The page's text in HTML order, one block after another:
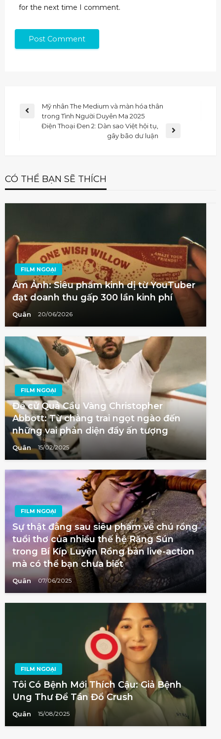
for the next time I comment.
Mỹ nhân The Medium và màn hóa thân
trong Tình Người Duyên Ma 2025
Điện Thoại Đen 2: Dàn sao Việt hội tụ,
gây bão dư luận
CÓ THỂ BẠN SẼ THÍCH
FILM NGOẠI
Ám Ảnh: Siêu phẩm kinh dị từ YouTuber
đạt doanh thu gấp 300 lần kinh phí
Quân 20/06/2026
FILM NGOẠI
Đề cử Quả Cầu Vàng Christopher
Abbott: Từ chàng trai ngọt ngào đến
những vai phản diện đầy ấn tượng
Quân 15/02/2025
FILM NGOẠI
Sự thật đằng sau siêu phẩm về chú rồng
tuổi thơ của nhiều thế hệ Răng Sún
trong Bí Kíp Luyện Rồng bản live-action
mà có thể bạn chưa biết
Quân 07/06/2025
FILM NGOẠI
Tôi Có Bệnh Mới Thích Cậu: Giả Bệnh
Ung Thư Để Tán Đổ Crush
Quân 15/08/2025